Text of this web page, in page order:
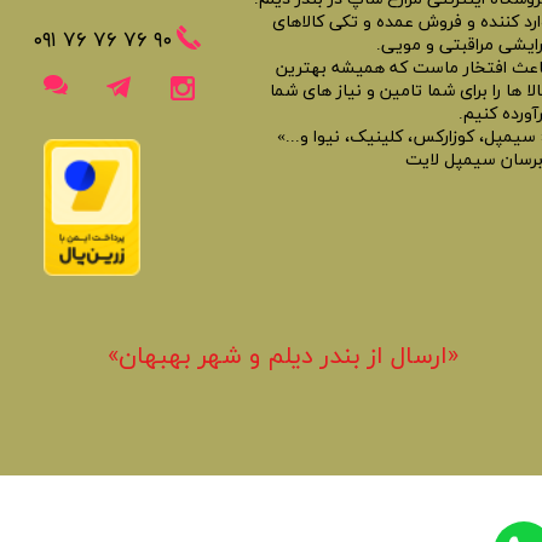
کننده و فروش عمده و تکی کالاهای
مراقبتی و مویی.
افتخار ماست که همیشه بهترین
ها را برای شما تامین و نیاز های شما
کنیم.
سیمپل، کوزارکس، کلینیک، نیوا و...»
سیمپل لایت
​​٩٠ ٧۶ ٧۶ ٧۶ ٠٩١
«​ارسال از بندر دیلم و شهر بهبهان»